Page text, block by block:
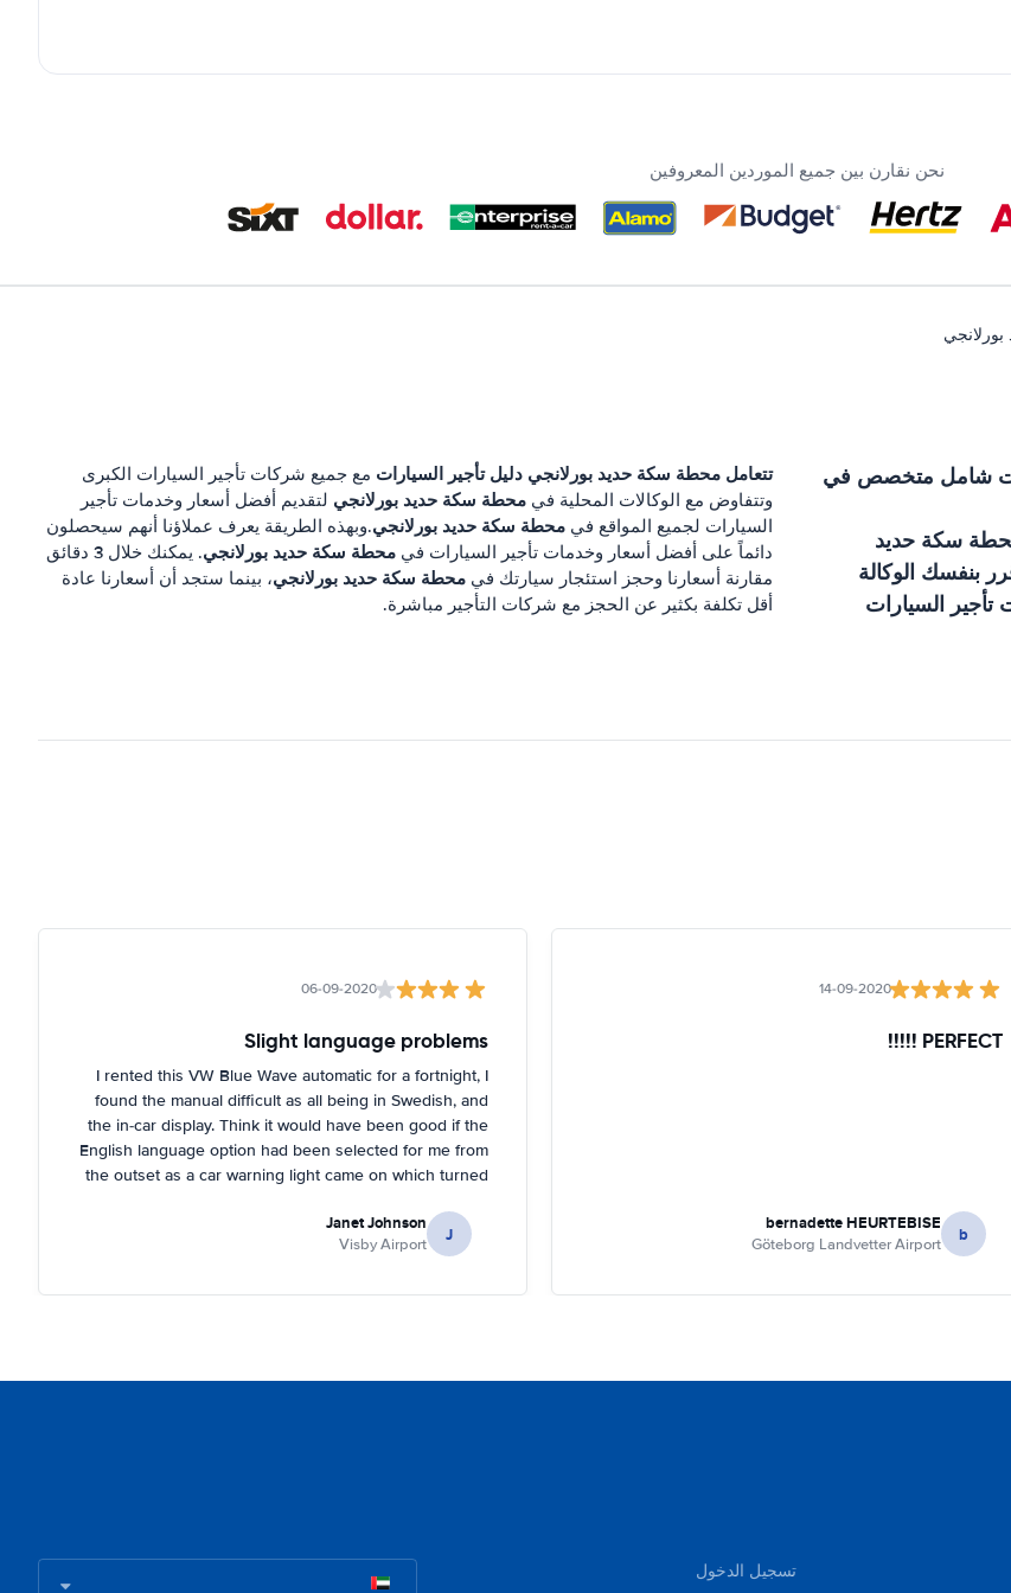
نحن نقارن بين جميع الموردين المعروفين
شامل متخصص في
سكة حديد
بنفسك الوكالة
السيارات
تتعامل محطة سكة حديد بورلانجي دليل تأجير السيارات مع جميع شركات تأجير السيارات الكبرى
وتتفاوض مع الوكالات المحلية في محطة سكة حديد بورلانجي لتقديم أفضل أسعار وخدمات تأجير
السيارات لجميع المواقع في محطة سكة حديد بورلانجي.وبهذه الطريقة يعرف عملاؤنا أنهم سيحصلون
دائماً على أفضل أسعار وخدمات تأجير السيارات في محطة سكة حديد بورلانجي
. يمكنك خلال 3 دقائق
مقارنة أسعارنا وحجز استئجار سيارتك في محطة سكة حديد بورلانجي، بينما ستجد أن أسعارنا عادة
أقل تكلفة بكثير عن الحجز مع شركات التأجير مباشرة.
14-09-2020
PERFECT !!!!!
b
bernadette HEURTEBISE
Göteborg Landvetter Airport
06-09-2020
Slight language problems
I rented this VW Blue Wave automatic for a fortnight, I
found the manual difficult as all being in Swedish, and
the in-car display. Think it would have been good if the
English language option had been selected for me from
the outset as a car warning light came on which turned
helpful and came out to a garage near to where I was
staying and inflated the tyres for me. You had to tell the
J
Janet Johnson
Visby Airport
تسجيل الدخول